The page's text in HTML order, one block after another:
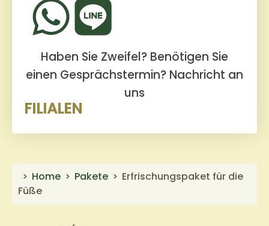
Haben Sie Zweifel? Benötigen Sie
einen Gesprächstermin? Nachricht an
uns
FILIALEN
Home Pakete
Erfrischungspaket für die
Füße